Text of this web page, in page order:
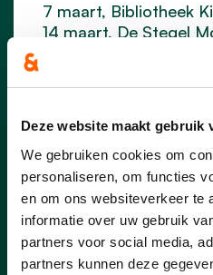
Deze website maakt gebruik
We gebruiken cookies om
personaliseren, om functies
en om ons websiteverkeer te
informatie over uw gebruik
partners voor social media,
partners kunnen deze
7 maart, Bibliotheek
14 maart, De Stegel
21 maart, Cafetaria
4 april,
11 april, Bibliotheek
18 april, De Stegel
25 april, Cafetaria
mei